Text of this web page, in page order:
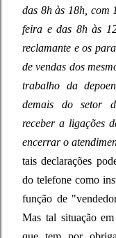
das 8h às 18h, com
feira e das 8h às
reclamante e os
de vendas dos
trabalho da
demais do setor
receber a ligações
encerrar o
tais declarações
do telefone como
função de
Mas tal situação